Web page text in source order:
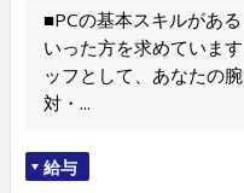
■PCの基本スキルがあ
いった方を求めていま
ッフとして、あなたの
対・...
給与